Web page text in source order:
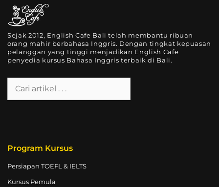
Sejak 2012, English Cafe Bali telah membantu ribuan
orang mahir berbahasa Inggris. Dengan tingkat kepuasan
pelanggan yang tinggi menjadikan English Cafe
penyedia kursus Bahasa Inggris terbaik di Bali.
Program Kursus
Persiapan TOEFL & IELTS
Kursus Pemula